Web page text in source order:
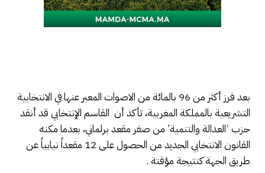
بعد فرز أكثر من 96 بالمائة من الاصوات المعبر عنها في الانتخابية
التشريعية بالمملكة المغربية، تأكد أن القاسم الإنتخابي قد أنقد
حزب ‘العدالة والتنمية’ من صفر مقعد برلماني، بعدما مكنه
القانون الانتخابي الجديد من الحصول على 12 مقعداً نيابياً عن
طريق الجهة كنتيجة مؤقتة .